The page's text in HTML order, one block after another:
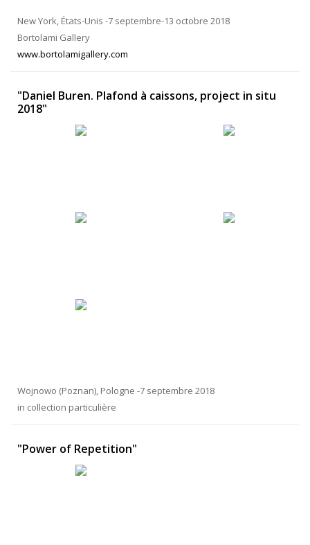
New York, États-Unis -7 septembre-13 octobre 2018
Bortolami Gallery
www.bortolamigallery.com
"Daniel Buren. Plafond à caissons, project in situ
2018"
Wojnowo (Poznan), Pologne -7 septembre 2018
in collection particulière
"Power of Repetition"